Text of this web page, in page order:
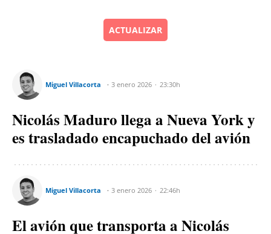
ACTUALIZAR
Miguel Villacorta 3 enero 2026 23:30h
Nicolás Maduro llega a Nueva York y
es trasladado encapuchado del avión
Miguel Villacorta 3 enero 2026 22:46h
El avión que transporta a Nicolás